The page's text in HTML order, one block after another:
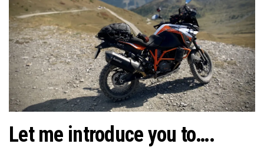
Let me introduce you to….